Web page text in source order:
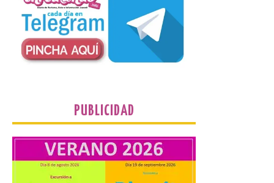
El próximo 12 de agosto
se producirá el fenómeno
natural excepcional que
podrá verse en muchos
puntos de la comarca,
pero hay que recordar que la observación
La vigésima fotografía de
León de…viaje nos llega
desde el Pic d’Angonella
en el Principat d’Andorra
PUBLICIDAD